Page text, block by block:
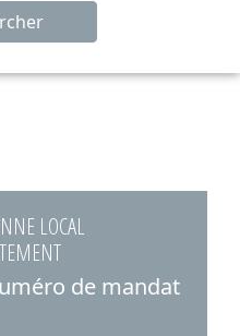
LOCAL
de mandat